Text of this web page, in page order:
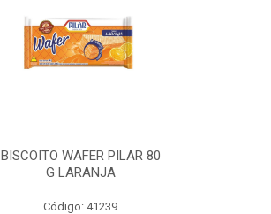
BISCOITO WAFER PILAR 80
G LARANJA
Código: 41239